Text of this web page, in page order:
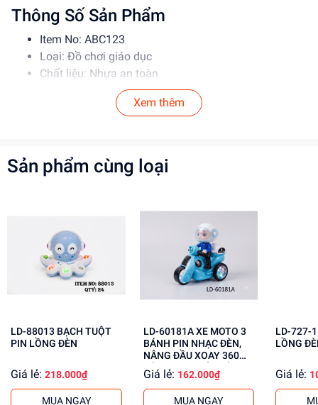
Thông Số Sản Phẩm
Item No: ABC123
Loại: Đồ chơi giáo dục
Chất liệu: Nhựa an toàn
Độ tuổi phù hợp: 3-6 tuổi
Hướng Dẫn Sử Dụng
Cho bé chơi dưới sự giám sát của phụ huynh
Vệ sinh thường xuyên để đảm bảo an toàn
Lợi Ích Phát Triển
Kích thích tư duy sáng tạo
Phát triển kỹ năng giải quyết vấn đề
Tăng cường khả năng tập trung
dochoitinphat.com
, chúng tôi cung cấp giá sỉ
Xem thêm
Sản phẩm cùng loại
LD-88013 BẠCH TUỘT
PIN LỒNG ĐÈN
Giá lẻ: 218.000₫
MUA NGAY
LD-60181A XE MOTO 3
BÁNH PIN NHẠC ĐÈN,
NÂNG ĐẦU XOAY 360
ĐỘ, PHUN KHÓI, CÓ
NGƯỜI Police
Giá lẻ: 162.000₫
MUA NGAY
LD-727-1 ROBO
LỒNG
Giá lẻ: